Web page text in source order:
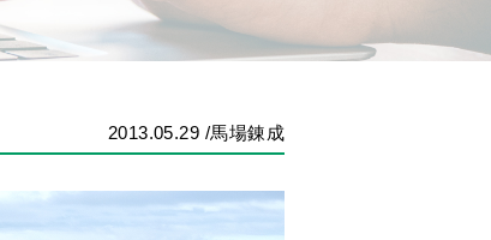
2013.05.29 /馬場錬成